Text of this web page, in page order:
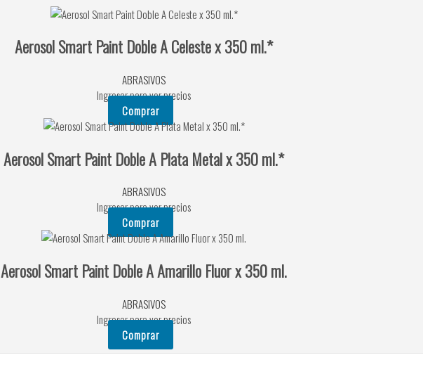
Aerosol Smart Paint Doble A Celeste x 350 ml.*
ABRASIVOS
Ingresar para ver precios
Comprar
Aerosol Smart Paint Doble A Plata Metal x 350 ml.*
ABRASIVOS
Ingresar para ver precios
Comprar
Aerosol Smart Paint Doble A Amarillo Fluor x 350 ml.
ABRASIVOS
Ingresar para ver precios
Comprar